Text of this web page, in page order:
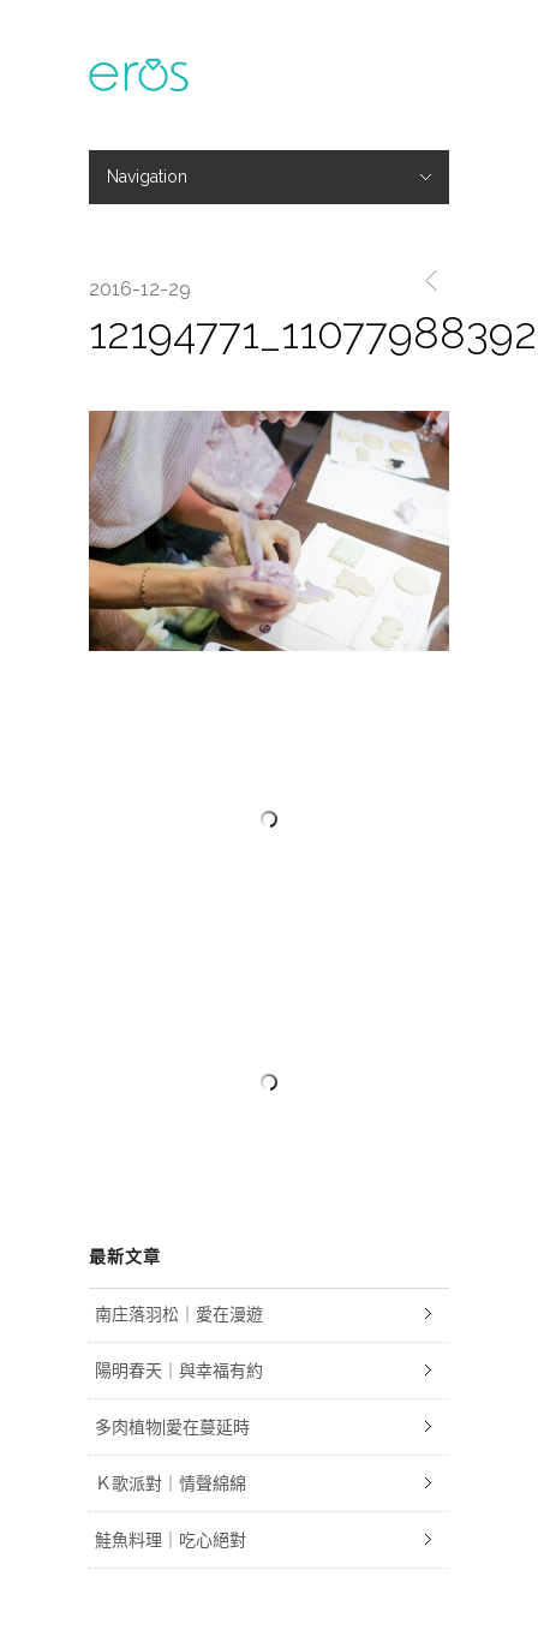
Navigation
2016-12-29
最新文章
南庄落羽松｜愛在漫遊
陽明春天｜與幸福有約
多肉植物|愛在蔓延時
Ｋ歌派對｜情聲綿綿
鮭魚料理｜吃心絕對